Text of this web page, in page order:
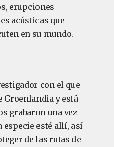
erupciones
acústicas que
en su mundo.
con el que
Groenlandia y está
grabaron una vez
especie esté allí, así
de las rutas de